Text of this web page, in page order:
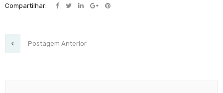
Compartilhar:
Postagem Anterior